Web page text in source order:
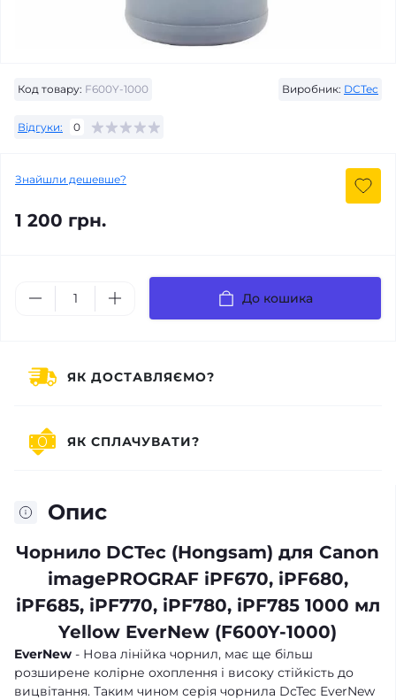
Код товару: F600Y-1000 Виробник: DCTec
Відгуки: 0
Знайшли дешевше?
1 200 грн.
До кошика
Опис
Чорнило DCTec (Hongsam) для Canon
imagePROGRAF iPF670, iPF680,
iPF685, iPF770, iPF780, iPF785 1000 мл
Yellow EverNew (F600Y-1000)
EverNew - Нова лінійка чорнил, має ще більш
розширене колірне охоплення і високу стійкість до
вицвітання. Таким чином серія чорнила DcTec EverNew
ЯК ДОСТАВЛЯЄМО?
ЯК СПЛАЧУВАТИ?